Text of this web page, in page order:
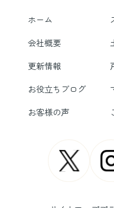
ホーム
会社概要
更新情報
お役立ちブログ
お客様の声